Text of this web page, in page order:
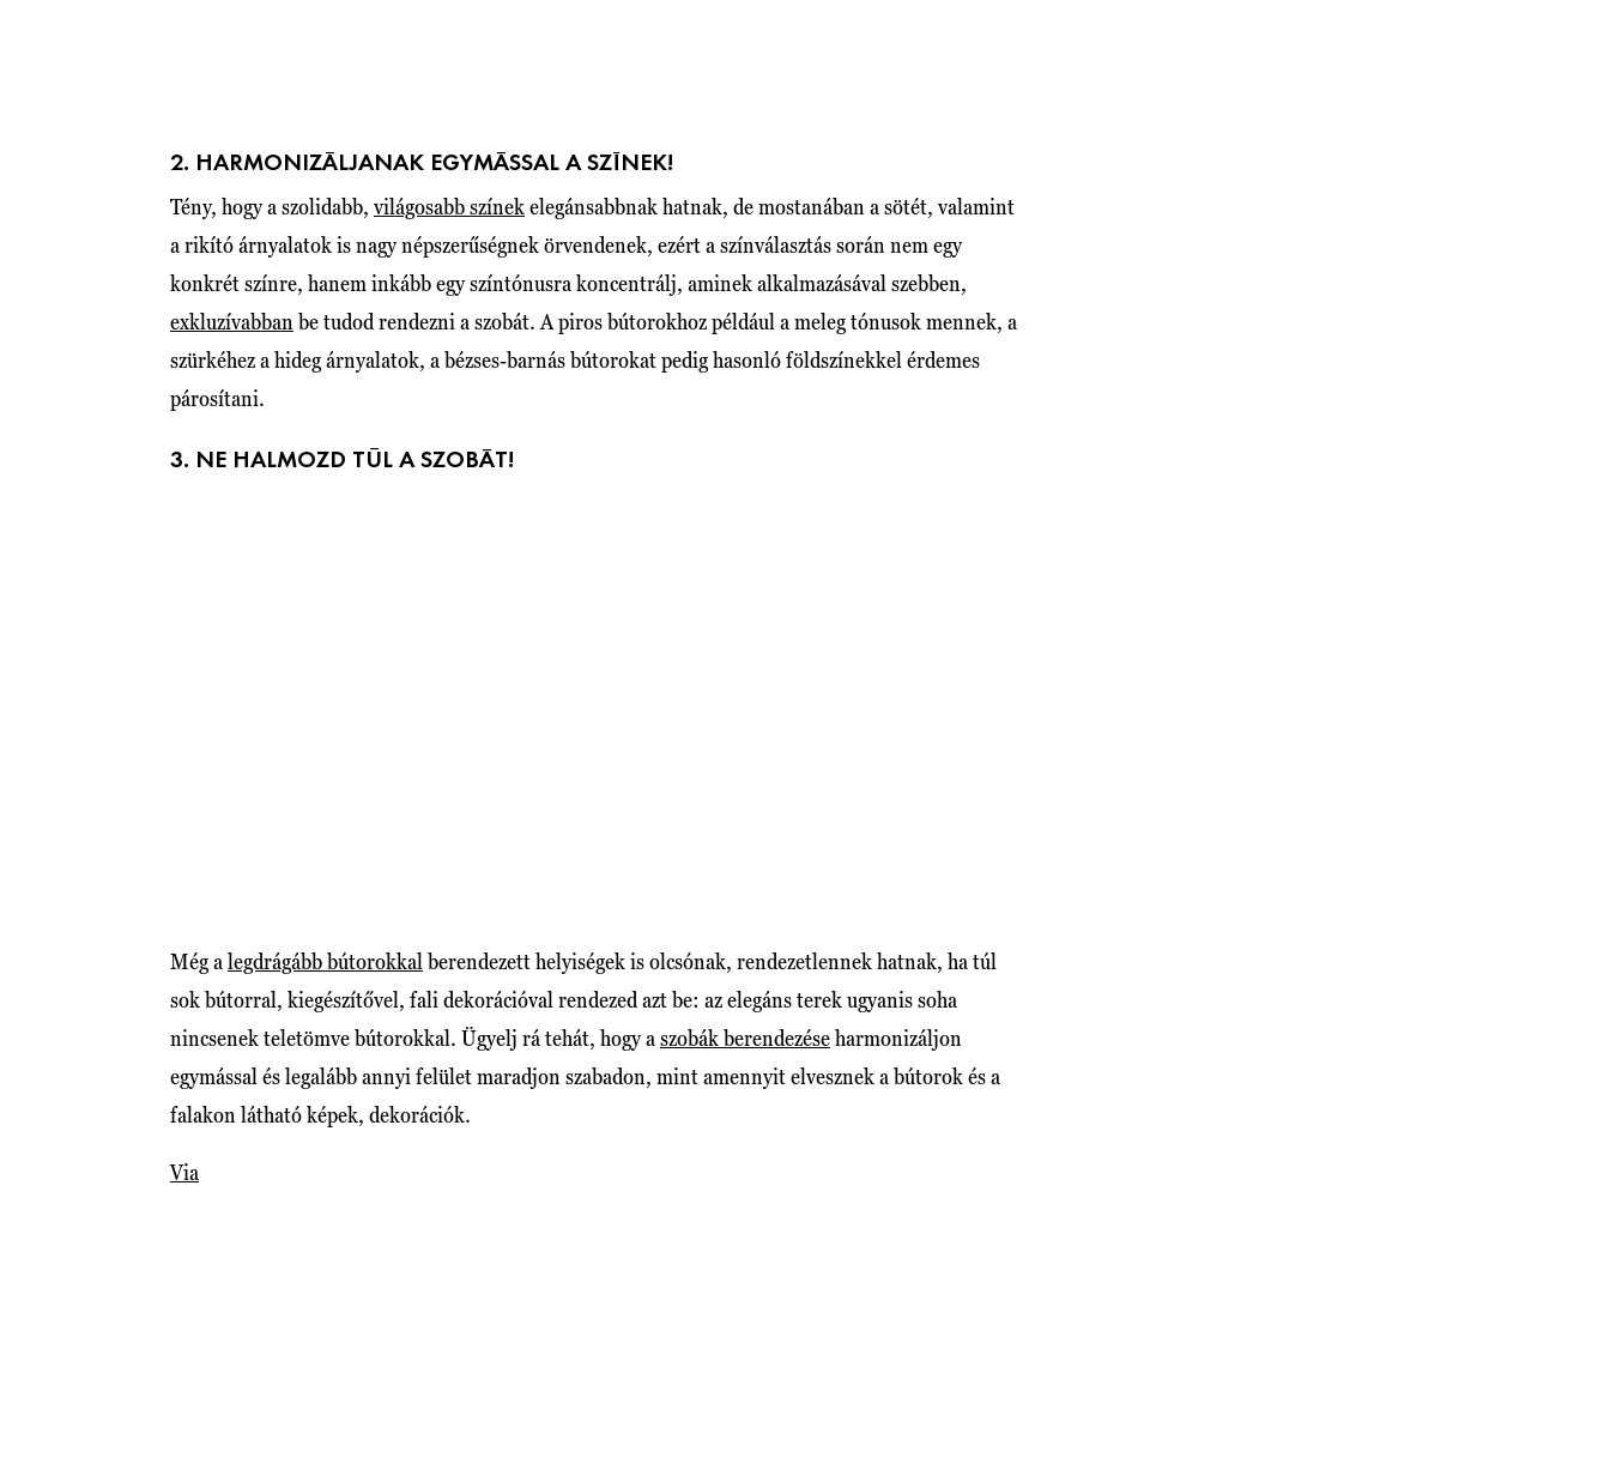
2. HARMONIZÁLJANAK EGYMÁSSAL A SZÍNEK!
Tény, hogy a szolidabb, világosabb színekelegánsabbnak hatnak, de mostanában a sötét, valamint
a rikító árnyalatok is nagy népszerűségnek örvendenek, ezért a színválasztás során nem egy
konkrét színre, hanem inkább egy színtónusra koncentrálj, aminek alkalmazásával szebben,
exkluzívabban be tudod rendezni a szobát. A piros bútorokhoz például a meleg tónusok mennek, a
szürkéhez a hideg árnyalatok, a bézses-barnás bútorokat pedig hasonló földszínekkel érdemes
párosítani.
3. NE HALMOZD TÚL A SZOBÁT!
Még a legdrágább bútorokkal berendezett helyiségek is olcsónak, rendezetlennek hatnak, ha túl
sok bútorral, kiegészítővel, fali dekorációval rendezed azt be: az elegáns terek ugyanis soha
nincsenek teletömve bútorokkal. Ügyelj rá tehát, hogy a szobák berendezéseharmonizáljon
egymással és legalább annyi felület maradjon szabadon, mint amennyit elvesznek a bútorok és a
falakon látható képek, dekorációk.
Via